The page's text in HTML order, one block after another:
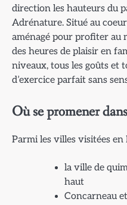
direction les hauteurs du
Adrénature. Situé au
aménagé pour profiter au
des heures de plaisir en
niveaux, tous les goûts et
d’exercice parfait sans
Où se promener
Parmi les villes visitées
la ville de
haut
Concarneau